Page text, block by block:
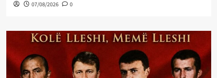
07/08/2026 0